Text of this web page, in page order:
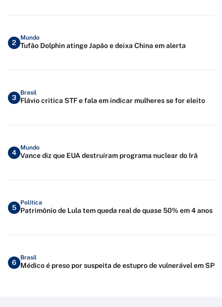
2
Mundo
Tufão Dolphin atinge Japão e deixa China em alerta
3
Brasil
Flávio critica STF e fala em indicar mulheres se for eleito
4
Mundo
Vance diz que EUA destruíram programa nuclear do Irã
5
Política
Patrimônio de Lula tem queda real de quase 50% em 4 anos
6
Brasil
Médico é preso por suspeita de estupro de vulnerável em SP